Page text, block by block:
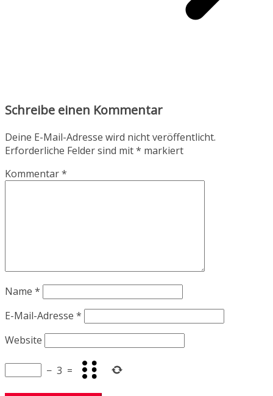
Schreibe einen Kommentar
Deine E-Mail-Adresse wird nicht veröffentlicht.
Erforderliche Felder sind mit* markiert
Kommentar*
Name *
E-Mail-Adresse *
Website
− 3 =